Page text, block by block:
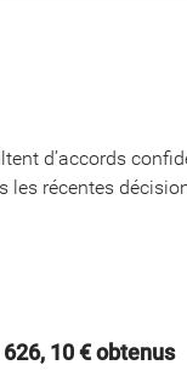
d’accords
les récentes
10 € obtenus